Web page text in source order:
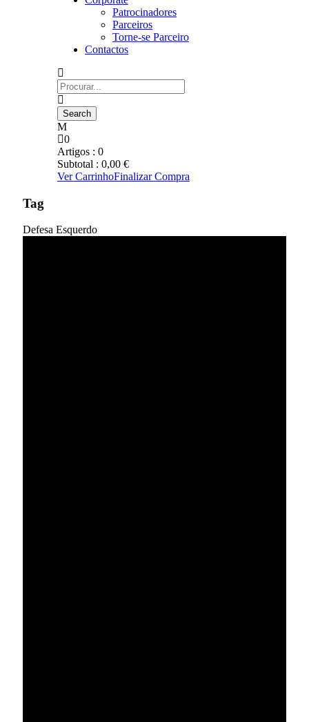
Patrocinadores
Parceiros
Torne-se Parceiro
Contactos
0
Artigos : 0
Subtotal : 0,00 €
Ver CarrinhoFinalizar Compra
Tag
Defesa Esquerdo